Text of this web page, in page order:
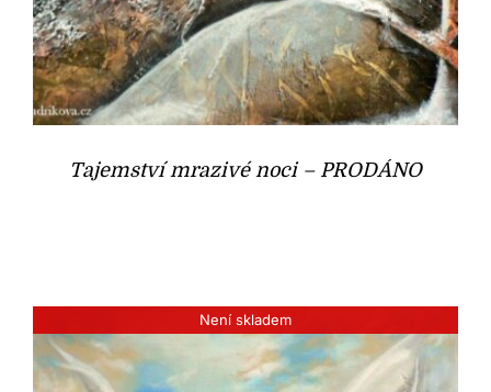
Tajemství mrazivé noci – PRODÁNO
Není skladem